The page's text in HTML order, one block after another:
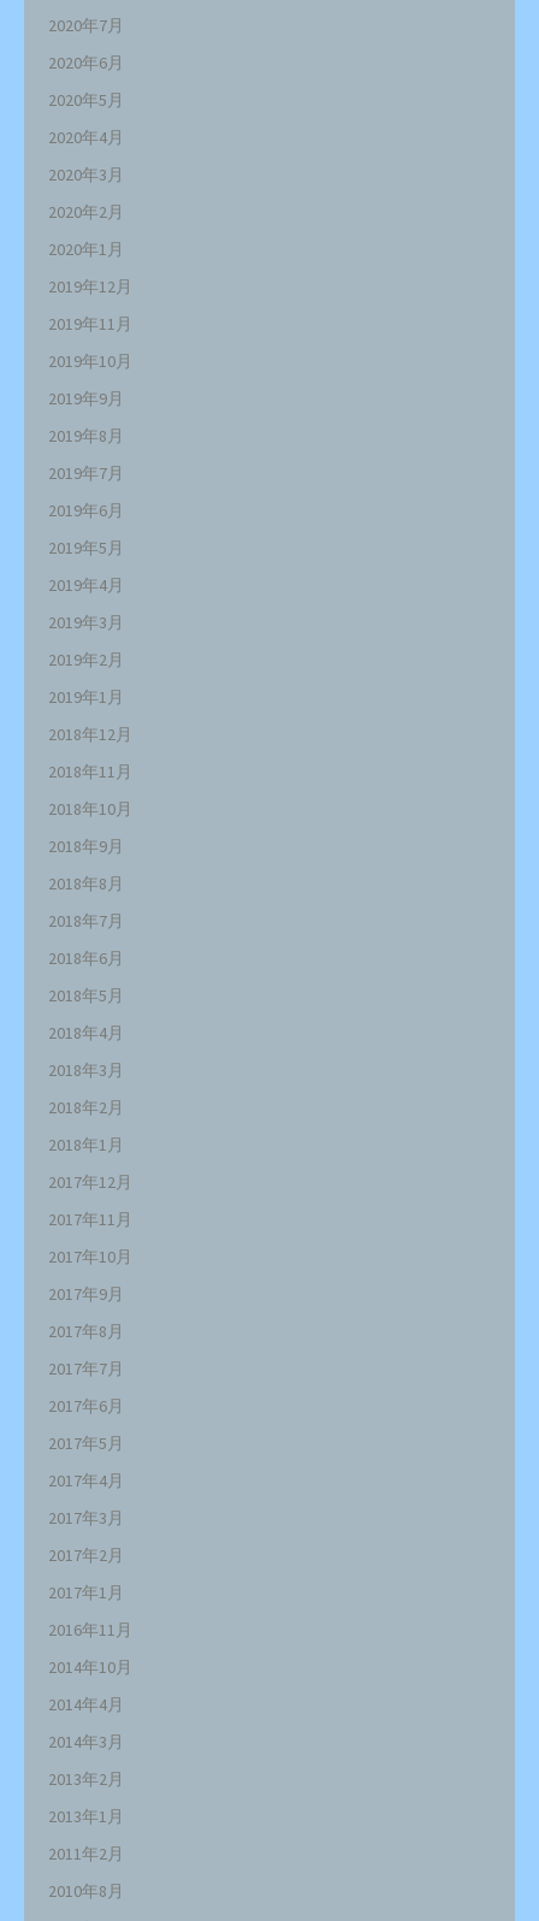
2020年7月
2020年6月
2020年5月
2020年4月
2020年3月
2020年2月
2020年1月
2019年12月
2019年11月
2019年10月
2019年9月
2019年8月
2019年7月
2019年6月
2019年5月
2019年4月
2019年3月
2019年2月
2019年1月
2018年12月
2018年11月
2018年10月
2018年9月
2018年8月
2018年7月
2018年6月
2018年5月
2018年4月
2018年3月
2018年2月
2018年1月
2017年12月
2017年11月
2017年10月
2017年9月
2017年8月
2017年7月
2017年6月
2017年5月
2017年4月
2017年3月
2017年2月
2017年1月
2016年11月
2014年10月
2014年4月
2014年3月
2013年2月
2013年1月
2011年2月
2010年8月